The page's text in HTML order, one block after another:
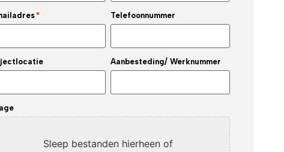
* Telefoonnummer
Aanbesteding/ Werknummer
Sleep bestanden hierheen of